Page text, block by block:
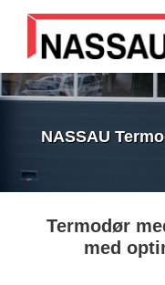
NASSAU
Termodør
med